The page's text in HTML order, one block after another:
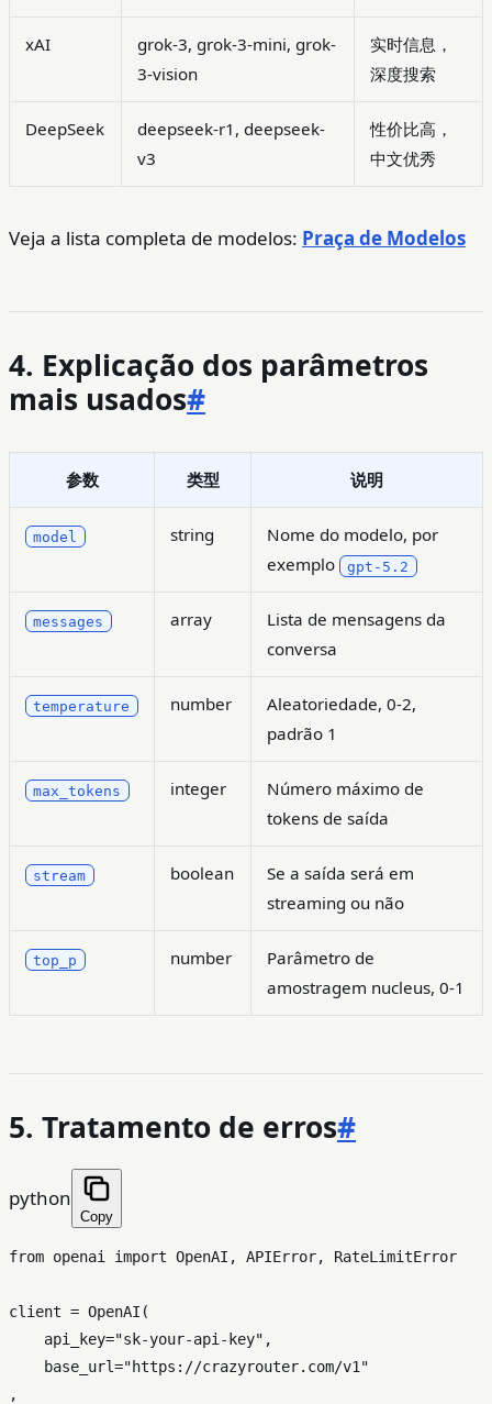
xAI
grok-3, grok-3-mini, grok-
3-vision
实时信息，
深度搜索
DeepSeek
deepseek-r1, deepseek-
v3
性价比高，
中文优秀
Veja a lista completa de modelos: Praça de Modelos
4. Explicação dos parâmetros
mais usados#
参数 类型 说明
model string
Nome do modelo, por
exemplo gpt-5.2
messages array
Lista de mensagens da
conversa
temperature number
Aleatoriedade, 0-2,
padrão 1
max_tokens integer
Número máximo de
tokens de saída
stream boolean
Se a saída será em
streaming ou não
top_p number
Parâmetro de
amostragem nucleus, 0-1
5. Tratamento de erros#
python
Copy
from openai import OpenAI, APIError, RateLimitError
client = OpenAI(
    api_key=
"sk-your-api-key" ,
    base_url=
"https://crazyrouter.com/v1"
,